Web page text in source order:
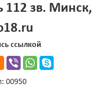
112 зв. Минск,
ссылкой
00950